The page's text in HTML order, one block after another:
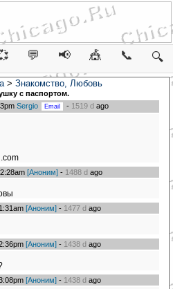
💬 📢 🎪 📞 🔍
> Знакомство, Любовь
с паспортом.
Sergio - 1519 d ago
[Аноним]- 1488 dago
[Аноним] - 1477 d ago
[Аноним]- 1438 dago
[Аноним]- 1438 dago